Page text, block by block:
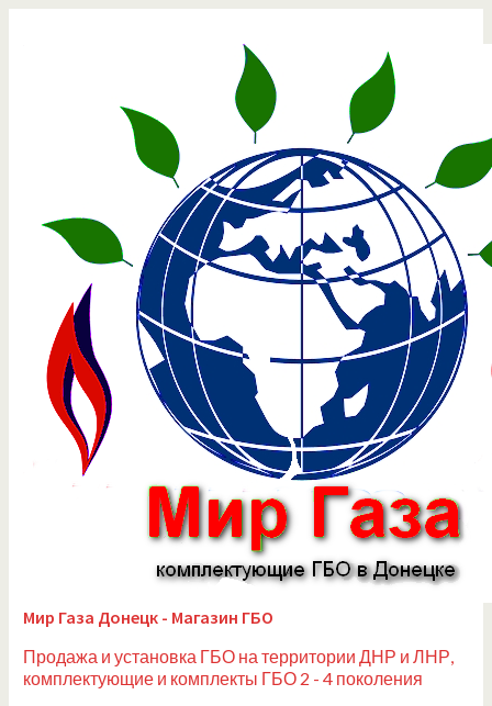
Мир Газа Донецк - Магазин ГБО
Продажа и установка ГБО на территории ДНР и ЛНР,
комплектующие и комплекты ГБО 2 - 4 поколения